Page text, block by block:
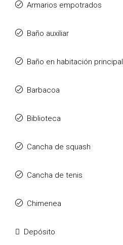
Armarios empotrados
Baño auxiliar
Baño en habitación principal
Barbacoa
Biblioteca
Cancha de squash
Cancha de tenis
Chimenea
Depósito